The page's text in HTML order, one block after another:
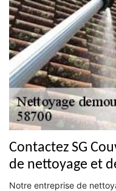
Contactez SG
de nettoyage et
Notre entreprise de